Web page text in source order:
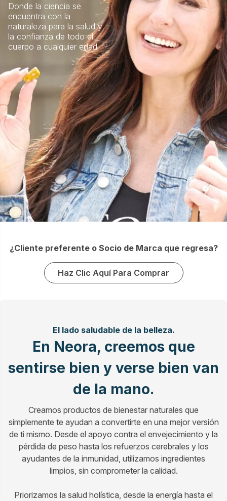
Donde la ciencia se
encuentra con la
naturaleza para la salud y
la confianza de todo el
cuerpo a cualquier edad
¿Cliente preferente o Socio de Marca que regresa?
Haz Clic Aquí Para Comprar
El lado saludable de la belleza.
En Neora, creemos que
sentirse bien y verse bien van
de la mano.
Creamos productos de bienestar naturales que
simplemente te ayudan a convertirte en una mejor versión
de ti mismo. Desde el apoyo contra el envejecimiento y la
pérdida de peso hasta los refuerzos cerebrales y los
ayudantes de la inmunidad, utilizamos ingredientes
limpios, sin comprometer la calidad.
Priorizamos la salud holística, desde la energía hasta el